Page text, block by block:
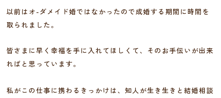
以前はオ-ダメイド婚ではなかったので成婚する期間に時間を
取られました。
皆さまに早く幸福を手に入れてほしくて、そのお手伝いが出来
ればと思っています。
私がこの仕事に携わるきっかけは、知人が生き生きと結婚相談